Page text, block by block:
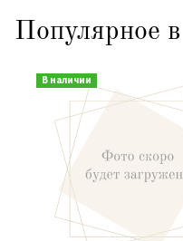
Популярное в
В наличии